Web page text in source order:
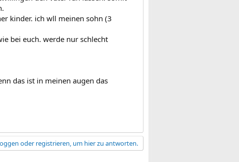
kinder. ich wll meinen sohn (3
bei euch. werde nur schlecht
das ist in meinen augen das
oder registrieren, um hier zu antworten.